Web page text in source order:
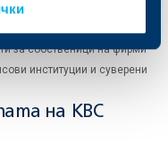
услуги
за собственици на фирми
институции и суверени
на KBC